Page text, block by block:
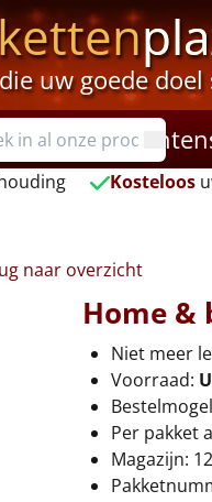
uw goede
Kosteloos
naar overzicht
Home &
Niet meer
Voorraad:
Per pakket
Magazijn: 12